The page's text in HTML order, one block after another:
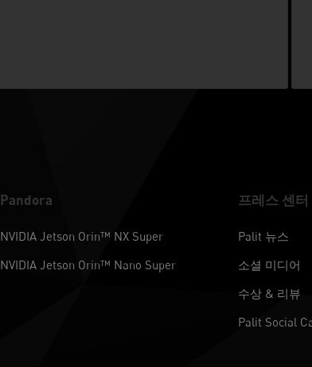
Pandora
NVIDIA Jetson Orin™ NX Super
NVIDIA Jetson Orin™ Nano Super
프레스 센터
Palit 뉴스
소셜 미디어
수상 & 리뷰
Palit Social